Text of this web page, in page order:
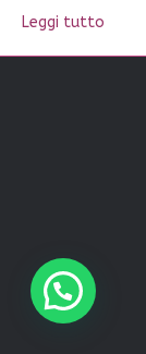
Leggi tutto